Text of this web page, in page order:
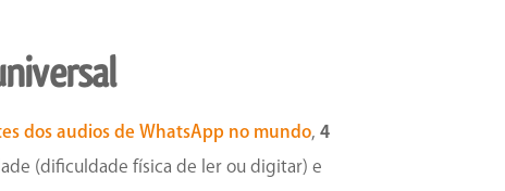
dos audios de WhatsApp no mundo,4
(dificuldade física de ler ou digitar) e